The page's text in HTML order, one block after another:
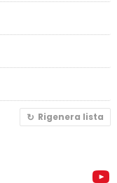
Rigenera lista